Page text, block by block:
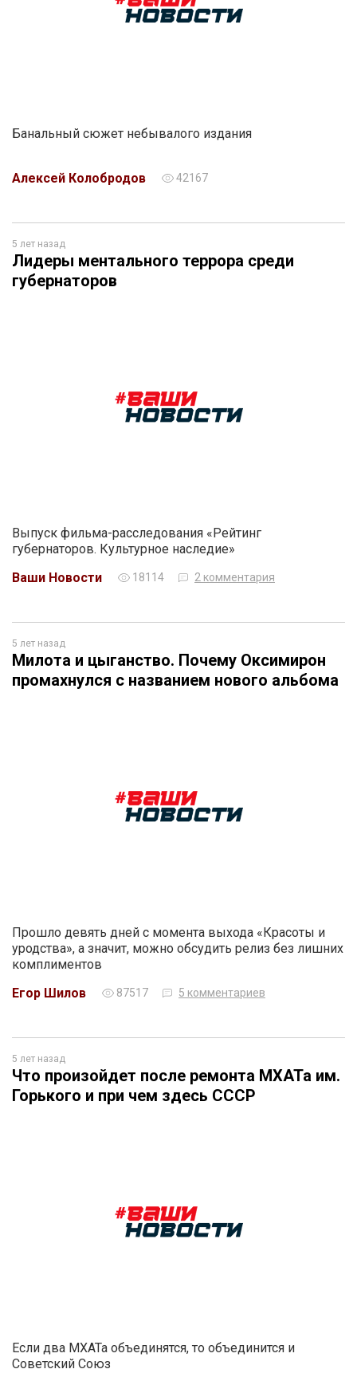
Банальный сюжет небывалого издания
Алексей Колобродов 42167
5 лет назад
Лидеры ментального террора среди
губернаторов
Выпуск фильма-расследования «Рейтинг
губернаторов. Культурное наследие»
Ваши Новости
18114 2 комментария
5 лет назад
Милота и цыганство. Почему Оксимирон
промахнулся с названием нового альбома
Прошло девять дней с момента выхода «Красоты и
уродства», а значит, можно обсудить релиз без лишних
комплиментов
Егор Шилов
87517 5 комментариев
5 лет назад
Что произойдет после ремонта МХАТа им.
Горького и при чем здесь СССР
Если два МХАТа объединятся, то объединится и
Советский Союз